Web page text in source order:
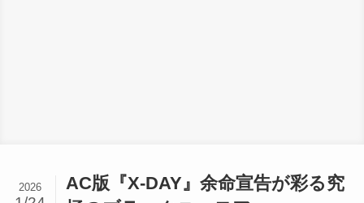
AC版『X-DAY』余命宣告が彩る究
2026